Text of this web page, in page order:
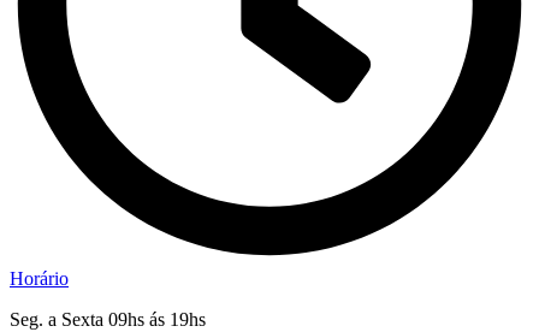
Horário
Seg. a Sexta 09hs ás 19hs